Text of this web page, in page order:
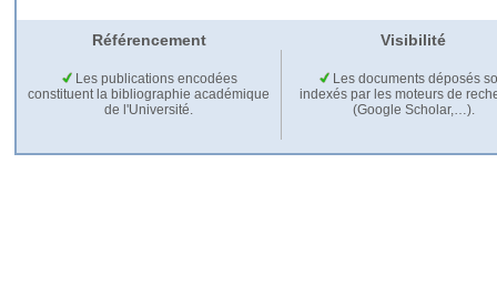
Référencement Visibilité
Les publications encodées
constituent la bibliographie académique
de l'Université.
Les documents déposés
indexés par les moteurs de
(Google Scholar,…).